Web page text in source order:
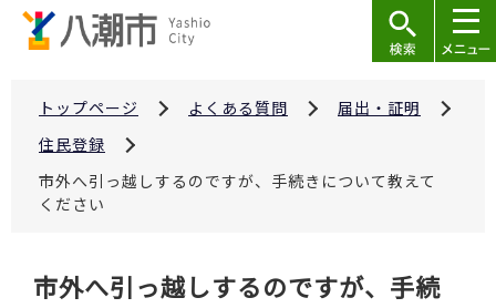
トップページ よくある質問
届出・証明
住民登録
市外へ引っ越しするのですが、手続きについて教えて
ください
市外へ引っ越しするのですが、手続